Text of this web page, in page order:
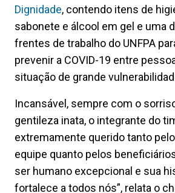
Dignidade, contendo itens de
sabonete e álcool em gel e uma
frentes de trabalho do UNFPA
prevenir a COVID-19 entre
situação de grande
Incansável, sempre com o
gentileza inata, o integrante do
extremamente querido tanto
equipe quanto pelos
ser humano excepcional e sua
fortalece a todos nós”, relata o